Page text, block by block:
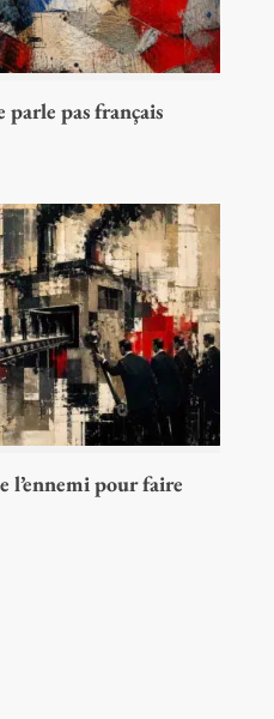
pas français
l’ennemi pour faire